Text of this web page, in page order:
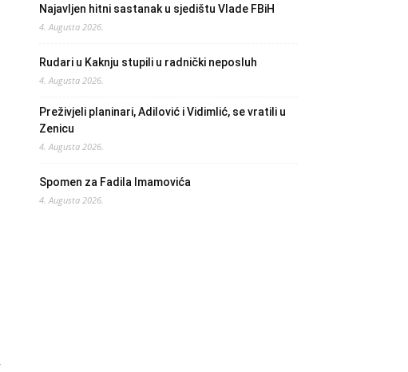
Najavljen hitni sastanak u sjedištu Vlade FBiH
4. Augusta 2026.
Rudari u Kaknju stupili u radnički neposluh
4. Augusta 2026.
Preživjeli planinari, Adilović i Vidimlić, se vratili u
Zenicu
4. Augusta 2026.
Spomen za Fadila Imamovića
4. Augusta 2026.